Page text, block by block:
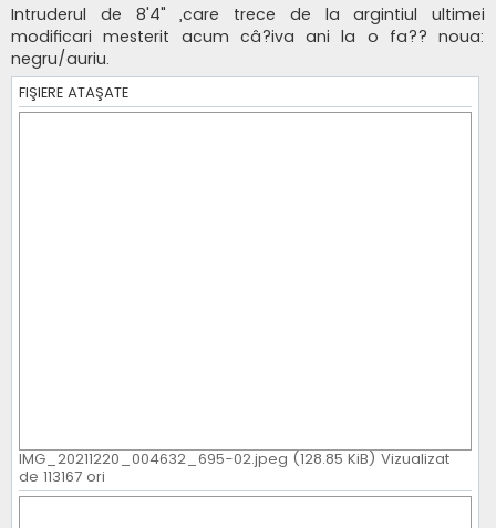
s
a
j
Intruderul de 8'4" ,care trece de la argintiul ultimei
modificari mesterit acum câ?iva ani la o fa?? noua:
negru/auriu.
FIŞIERE ATAŞATE
IMG_20211220_004632_695-02.jpeg (128.85 KiB) Vizualizat
de 113167 ori